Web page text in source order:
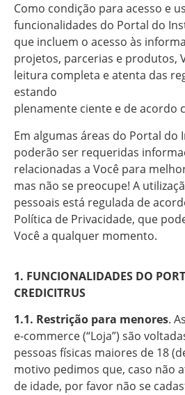
Como condição para acesso e
funcionalidades do Portal do
que incluem o acesso às
projetos, parcerias e produtos,
leitura completa e atenta das
estando
plenamente ciente e de acordo
Em algumas áreas do Portal
poderão ser requeridas
relacionadas a Você para
mas não se preocupe! A
pessoais está regulada de
Política de Privacidade, que
Você a qualquer momento.
1. FUNCIONALIDADES DO
CREDICITRUS
1.1. Restrição para menores.
e-commerce (“Loja”) são
pessoas físicas maiores de 18
motivo pedimos que, caso não
de idade, por favor não se